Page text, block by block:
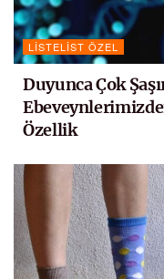
LISTELIST ÖZEL
Duyunca Çok
Özellik